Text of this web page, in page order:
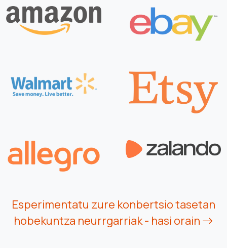
Esperimentatu zure konbertsio tasetan
hobekuntza neurrgarriak - hasi orain